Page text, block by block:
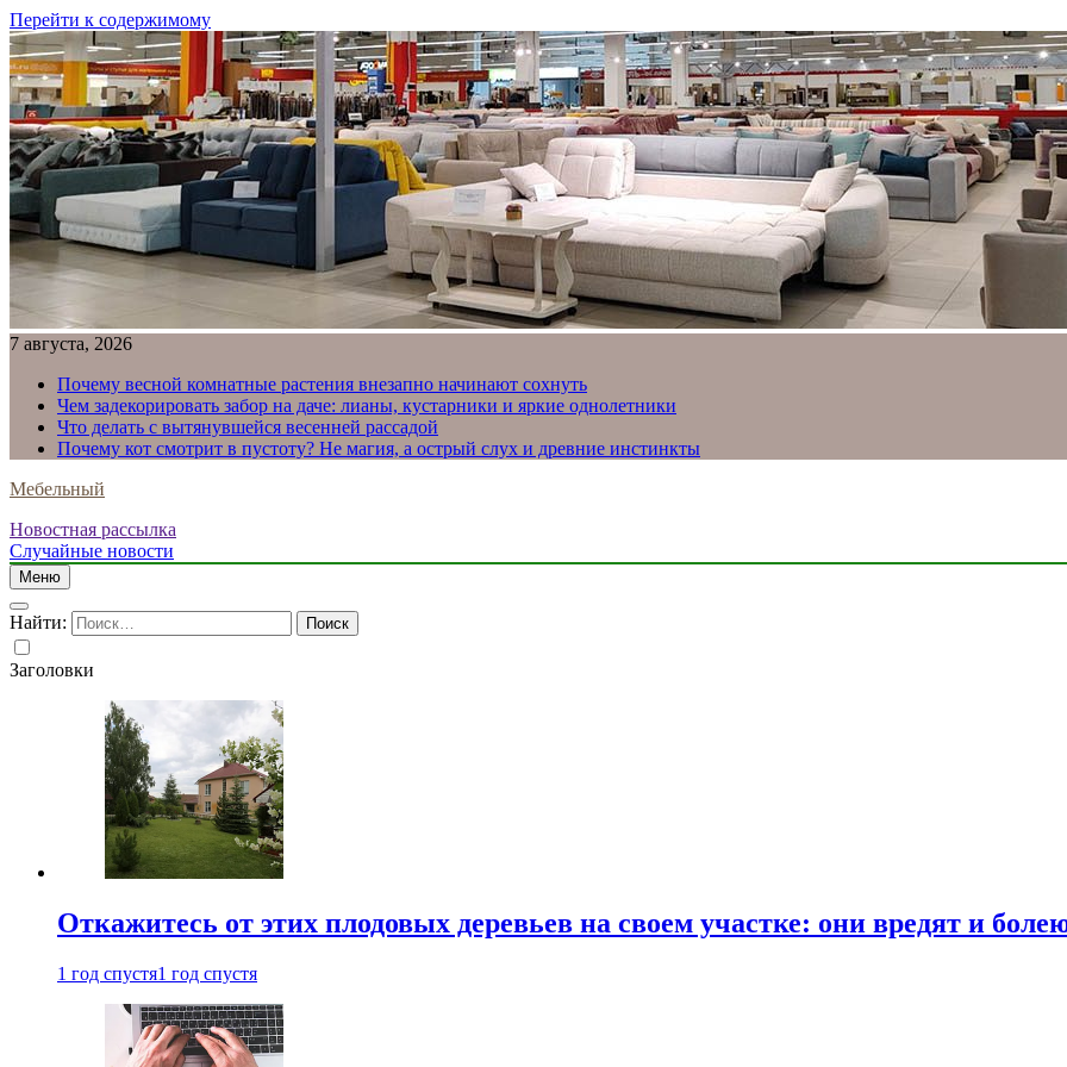
Перейти к содержимому
7 августа, 2026
Почему весной комнатные растения внезапно начинают сохнуть
Чем задекорировать забор на даче: лианы, кустарники и яркие однолетники
Что делать с вытянувшейся весенней рассадой
Почему кот смотрит в пустоту? Не магия, а острый слух и древние инстинкты
Мебельный
Новостная рассылка
Случайные новости
Меню
Найти:
Заголовки
Откажитесь от этих плодовых деревьев на своем участке: они вредят и
1 год спустя1 год спустя